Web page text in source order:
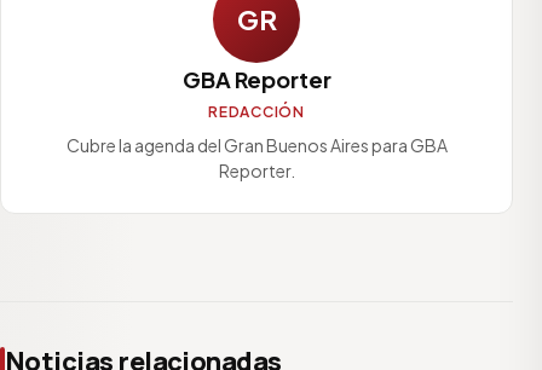
GR
GBA Reporter
REDACCIÓN
Cubre la agenda del Gran Buenos Aires para GBA
Reporter.
Noticias relacionadas